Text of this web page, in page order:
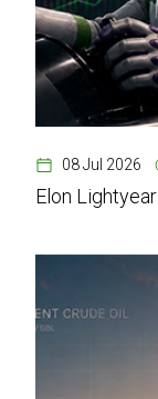
08 Jul 2026
Elon Lightyear